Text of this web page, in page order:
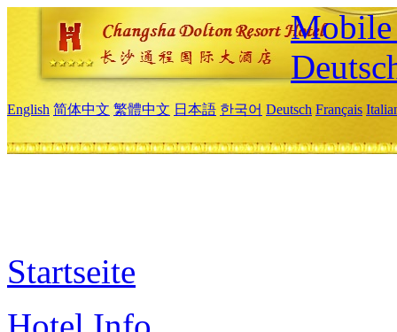
Mobile
English 简体中文 繁體中文 日本語 한국어 Deutsch Français
Startseite